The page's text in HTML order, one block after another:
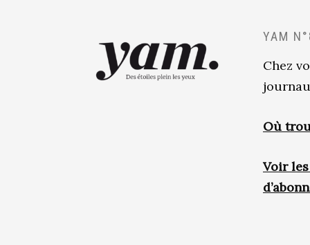
YAM
Chez
Où
Voir